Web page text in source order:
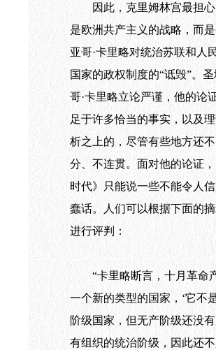
因此，克里姆林宫最担心
是欧洲共产主义的战略，而
亚哥·卡里略对统治苏联和人
国家的政权制度的“诋毁”。圣
哥·卡里略立论严谨，他的论
足于许多恰当的事实，以及
析之上的，尽管有些地方还
分、不连贯。面对他的论证
时代》只能说一些不能令人
蠢话。人们可以根据下面的
进行评判：
“卡里略断言，十月革命
一个新的类型的国家，‘它不
阶级国家，但无产阶级还没
有组织的统治阶级，因此还